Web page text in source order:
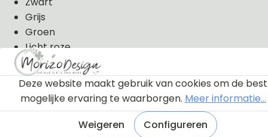
Grijs
Groen
Licht roze
Donker blauw
De sweaters kunnen wij in de volgende maten uit
voorraad leveren: 56, 62, 68, 74, 80, 86, 92, 98 en 104.
De sweaters zijn van 100% katoen gemaakt.
Deze website maakt gebruik van cookies om de best
mogelijke ervaring te waarborgen. Meer informatie...
Weigeren
Configureren